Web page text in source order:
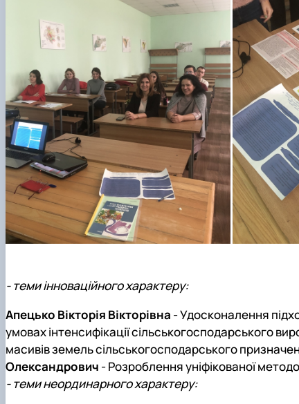
- теми інноваційного характеру:
Апецько Вікторія Вікторівна - Удосконалення
умовах інтенсифікації сільськогосподарського
масивів земель сільськогосподарського
Олександрович - Розроблення уніфікованої
- теми неординарного характеру: